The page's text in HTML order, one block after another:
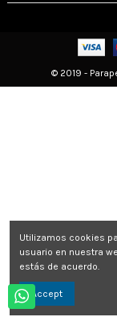
© 2019 -
Utilizamos cookies
usuario en nuestra
estás de acuerdo.
Accept